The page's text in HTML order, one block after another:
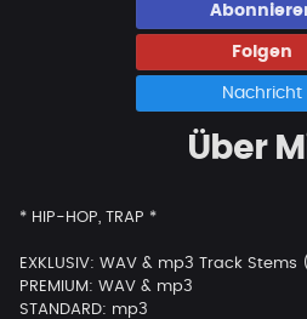
Folgen
Nachricht
Über
* HIP-HOP, TRAP *
EXKLUSIV: WAV & mp3 Track Stems
PREMIUM: WAV & mp3
STANDARD: mp3